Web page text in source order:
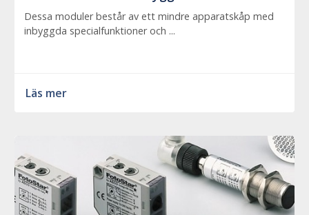
Dessa moduler består av ett mindre apparatskåp med
inbyggda specialfunktioner och ...
Läs mer